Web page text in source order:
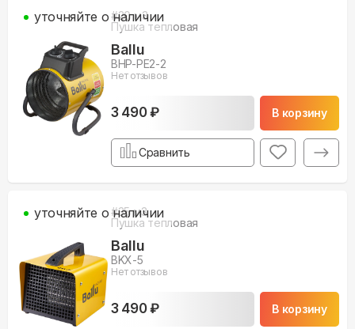
#20м3
Пушка тепловая
Ballu
BHP-PE2-2
Нет отзывов
3 490 ₽ В корзину
уточняйте о наличии
Сравнить
#35м3
Пушка тепловая
Ballu
BKX-5
Нет отзывов
3 490 ₽ В корзину
уточняйте о наличии